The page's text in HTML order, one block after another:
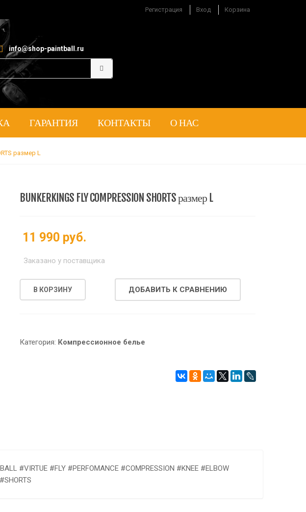
Регистрация Вход Корзина
info@shop-paintball.ru
ГАРАНТИЯ КОНТАКТЫ О НАС
размер L
BUNKERKINGS FLY COMPRESSION SHORTS размер L
11 990 руб.
Заказано у поставщика
В КОРЗИНУ ДОБАВИТЬ К СРАВНЕНИЮ
Категория: Компрессионное белье
#VIRTUE #FLY #PERFOMANCE #COMPRESSION #KNEE #ELBOW